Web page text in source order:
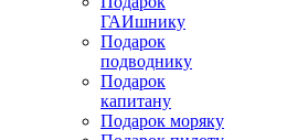
ГАИшнику
Подарок
подводнику
Подарок
капитану
Подарок моряку